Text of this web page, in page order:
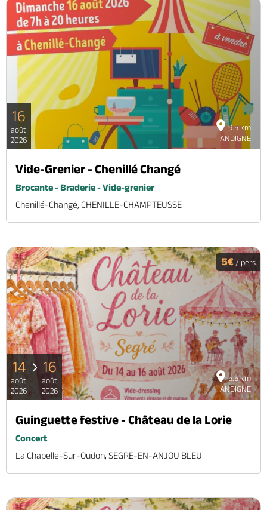
9.5 km
ANDIGNE
16
août
2026
Vide-Grenier - Chenillé Changé
Brocante - Braderie - Vide-grenier
Chenillé-Changé, CHENILLE-CHAMPTEUSSE
5.5 km
ANDIGNE
5€ / pers.
14
août
2026
16
août
2026
Guinguette festive - Château de la Lorie
Concert
La Chapelle-Sur-Oudon, SEGRE-EN-ANJOU BLEU